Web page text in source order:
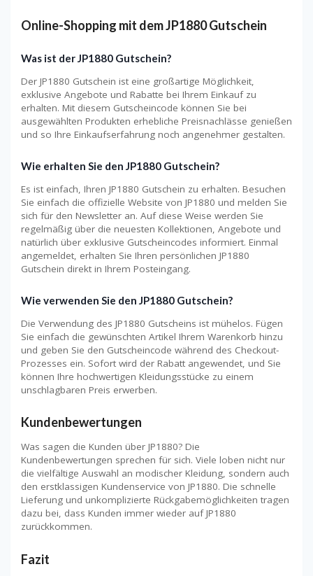
Online-Shopping mit dem JP1880 Gutschein
Was ist der JP1880 Gutschein?
Der JP1880 Gutschein ist eine großartige Möglichkeit,
exklusive Angebote und Rabatte bei Ihrem Einkauf zu
erhalten. Mit diesem Gutscheincode können Sie bei
ausgewählten Produkten erhebliche Preisnachlässe genießen
und so Ihre Einkaufserfahrung noch angenehmer gestalten.
Wie erhalten Sie den JP1880 Gutschein?
Es ist einfach, Ihren JP1880 Gutschein zu erhalten. Besuchen
Sie einfach die offizielle Website von JP1880 und melden Sie
sich für den Newsletter an. Auf diese Weise werden Sie
regelmäßig über die neuesten Kollektionen, Angebote und
natürlich über exklusive Gutscheincodes informiert. Einmal
angemeldet, erhalten Sie Ihren persönlichen JP1880
Gutschein direkt in Ihrem Posteingang.
Wie verwenden Sie den JP1880 Gutschein?
Die Verwendung des JP1880 Gutscheins ist mühelos. Fügen
Sie einfach die gewünschten Artikel Ihrem Warenkorb hinzu
und geben Sie den Gutscheincode während des Checkout-
Prozesses ein. Sofort wird der Rabatt angewendet, und Sie
können Ihre hochwertigen Kleidungsstücke zu einem
unschlagbaren Preis erwerben.
Kundenbewertungen
Was sagen die Kunden über JP1880? Die
Kundenbewertungen sprechen für sich. Viele loben nicht nur
die vielfältige Auswahl an modischer Kleidung, sondern auch
den erstklassigen Kundenservice von JP1880. Die schnelle
Lieferung und unkomplizierte Rückgabemöglichkeiten tragen
dazu bei, dass Kunden immer wieder auf JP1880
zurückkommen.
Fazit